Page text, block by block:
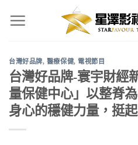
台灣好品牌, 醫療保健,電視節目
台灣好品牌-寰宇財經
量保健中心」以整脊
身心的穩健力量，挺